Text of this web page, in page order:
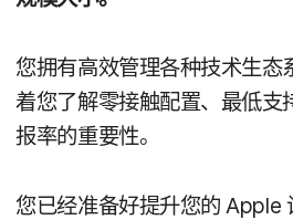
您​拥有​高效​管理​各​种​技术​生态​
着​您​了解​零接触​配置、​最低​支
报率​的​重要性。
您​已经​准备​好​提升​您​的 Apple